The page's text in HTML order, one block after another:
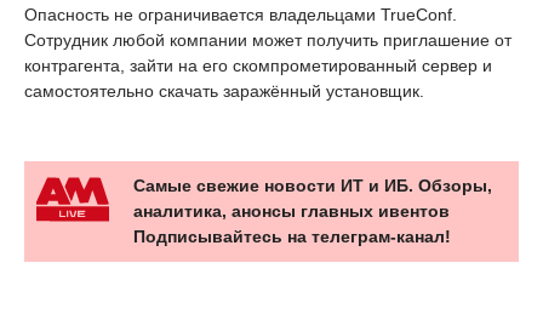
Опасность не ограничивается владельцами TrueConf.
Сотрудник любой компании может получить приглашение от
контрагента, зайти на его скомпрометированный сервер и
самостоятельно скачать заражённый установщик.
Самые свежие новости ИТ и ИБ. Обзоры,
аналитика, анонсы главных ивентов
Подписывайтесь на телеграм-канал!